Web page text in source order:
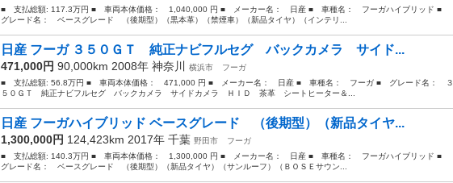
■ 支払総額: 117.3万円 ■ 車両本体価格： 1,040,000 円 ■ メーカー名： 日産 ■ 車種名： フーガハイブリッド ■
グレード名： ベースグレード （後期型）（黒本革）（禁煙車）（新品タイヤ）（インテリ...
日産 フーガ ３５０ＧＴ 純正ナビフルセグ バックカメラ サイド...
471,000円 90,000km 2008年 神奈川 横浜市
フーガ
■ 支払総額: 56.8万円 ■ 車両本体価格： 471,000 円 ■ メーカー名： 日産 ■ 車種名： フーガ ■ グレード名： ３
５０ＧＴ 純正ナビフルセグ バックカメラ サイドカメラ ＨＩＤ 茶革 シートヒーター＆...
日産 フーガハイブリッド ベースグレード （後期型）（新品タイヤ...
1,300,000円 124,423km 2017年 千葉 野田市
フーガ
■ 支払総額: 140.3万円 ■ 車両本体価格： 1,300,000 円 ■ メーカー名： 日産 ■ 車種名： フーガハイブリッド ■
グレード名： ベースグレード （後期型）（新品タイヤ）（サンルーフ）（ＢＯＳＥサウン...